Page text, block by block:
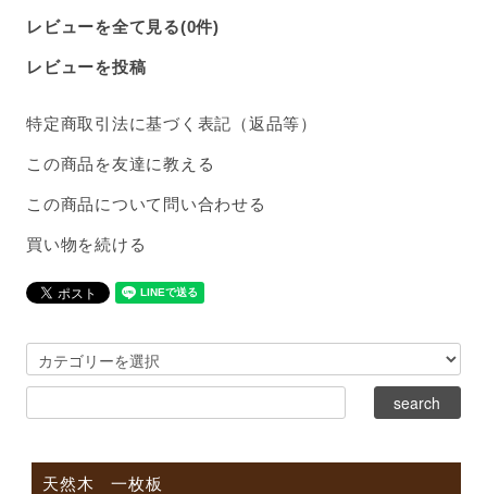
レビューを全て見る(0件)
レビューを投稿
特定商取引法に基づく表記（返品等）
この商品を友達に教える
この商品について問い合わせる
買い物を続ける
天然木 一枚板